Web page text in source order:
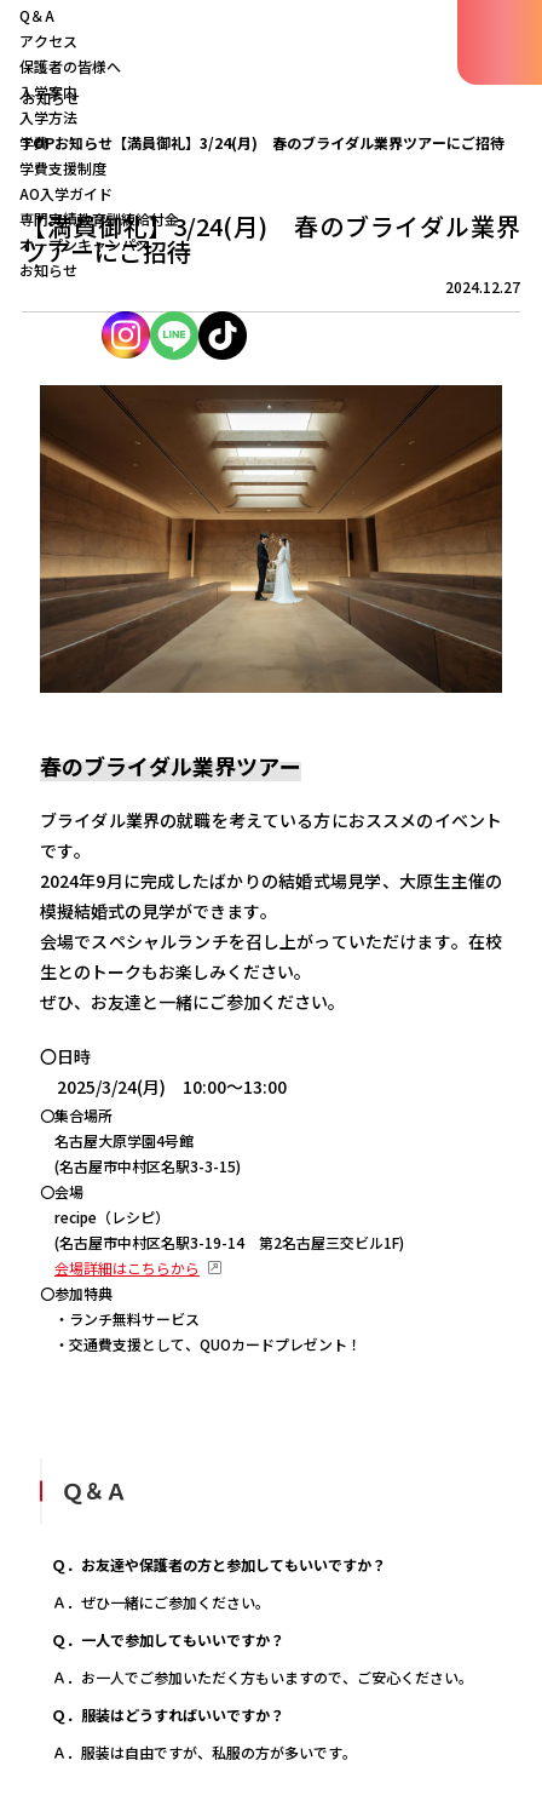
Q＆A
アクセス
保護者の皆様へ
入学案内
入学方法
学費
学費支援制度
AO入学ガイド
専門実績教育訓練給付金
オープンキャンパス
お知らせ
お知らせ
TOPお知らせ【満員御礼】3/24(月) 春のブライダル業界ツアーにご招待
【満員御礼】3/24(月) 春のブライダル業界
ツアーにご招待
2024.12.27
春のブライダル業界ツアー
ブライダル業界の就職を考えている方におススメのイベント
です。
2024年9月に完成したばかりの結婚式場見学、大原生主催の
模擬結婚式の見学ができます。
会場でスペシャルランチを召し上がっていただけます。在校
生とのトークもお楽しみください。
ぜひ、お友達と一緒にご参加ください。
〇日時
2025/3/24(月) 10:00～13:00
〇集合場所
名古屋大原学園4号館
(名古屋市中村区名駅3-3-15)
〇会場
recipe（レシピ）
(名古屋市中村区名駅3-19-14 第2名古屋三交ビル1F)
会場詳細はこちらから
〇参加特典
・ランチ無料サービス
・交通費支援として、QUOカードプレゼント！
Ｑ＆Ａ
Ｑ．お友達や保護者の方と参加してもいいですか？
Ａ．ぜひ一緒にご参加ください。
Ｑ．一人で参加してもいいですか？
Ａ．お一人でご参加いただく方もいますので、ご安心ください。
Ｑ．服装はどうすればいいですか？
Ａ．服装は自由ですが、私服の方が多いです。